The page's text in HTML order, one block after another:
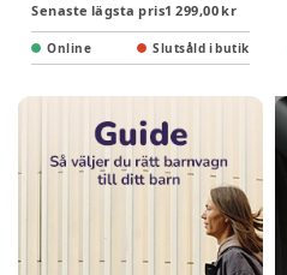
Senaste lägsta pris1 299,00 kr
Online Slutsåld i butik